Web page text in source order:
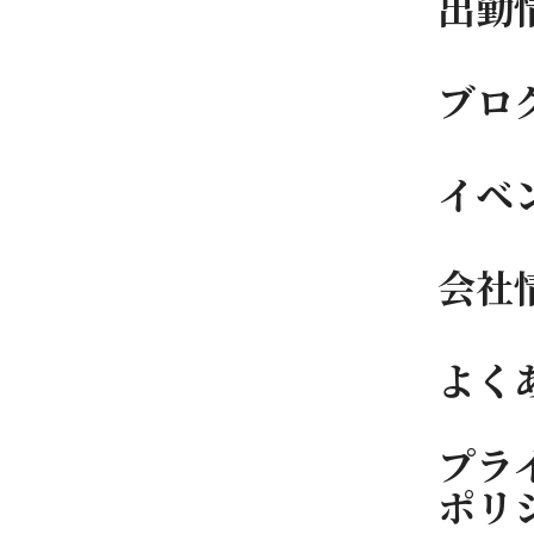
出勤
ブロ
イベ
会社
よく
プラ
ポリ